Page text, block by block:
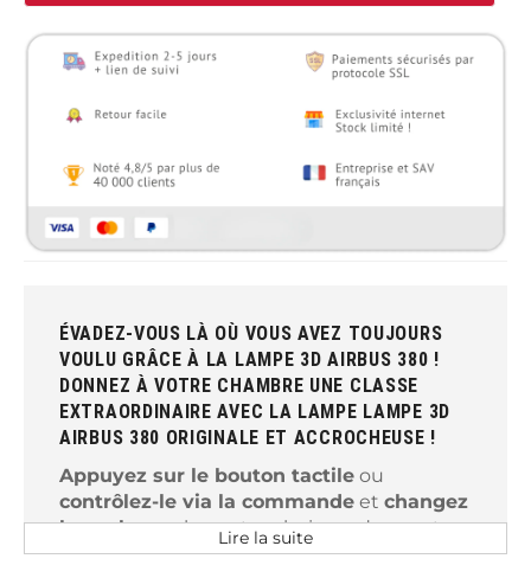
ÉVADEZ-VOUS LÀ OÙ VOUS AVEZ TOUJOURS
VOULU GRÂCE À LA LAMPE 3D AIRBUS 380 !
DONNEZ À VOTRE CHAMBRE UNE CLASSE
EXTRAORDINAIRE AVEC LA LAMPE LAMPE 3D
AIRBUS 380 ORIGINALE ET ACCROCHEUSE !
Appuyez sur le bouton tactile ou
contrôlez-le via la commande et changez
la couleurselon votre choix en donnant
une atmosphère magique unique et
Lire la suite